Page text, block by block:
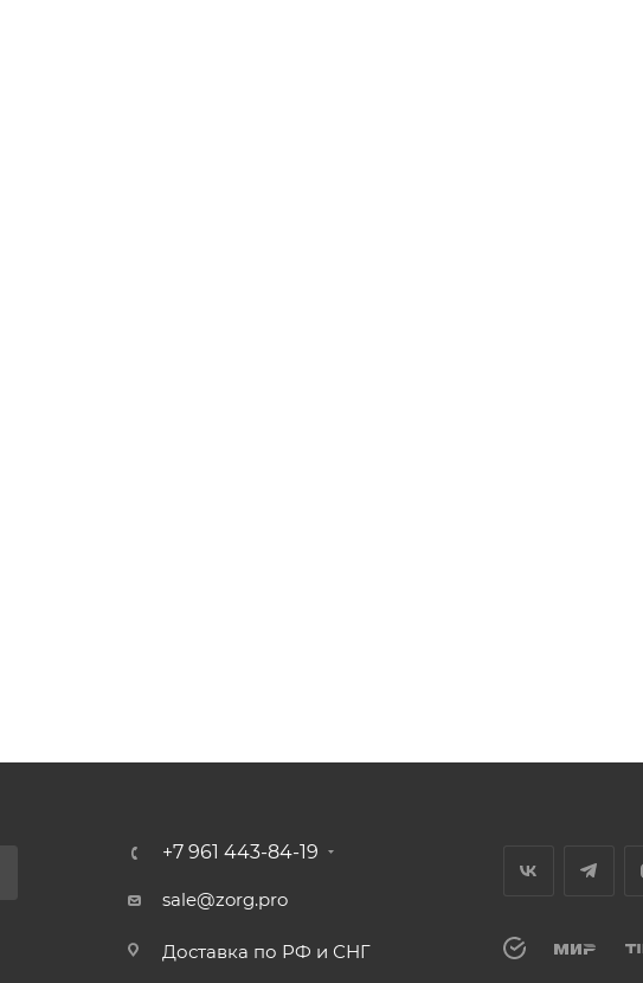
+7 961 443-84-19
sale@zorg.pro
Доставка по РФ и СНГ